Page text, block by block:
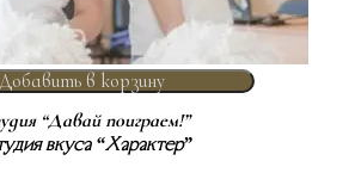
Добавить в корзину
“Давай поиграем!”
вкуса “Характер”